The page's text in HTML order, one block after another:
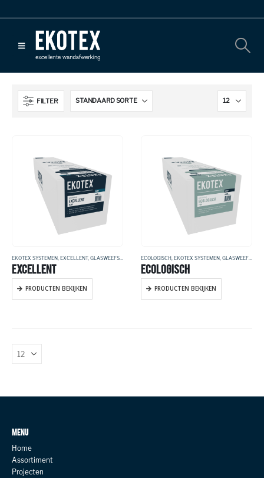
FILTER
EKOTEX SYSTEMEN EXCELLENT, GLASWEEFSEL
EXCELLENT
PRODUCTEN BEKIJKEN
ECOLOGISCH EKOTEX SYSTEMEN GLASWEEFSEL
ECOLOGISCH
PRODUCTEN BEKIJKEN
MENU
Home
Assortiment
Projecten